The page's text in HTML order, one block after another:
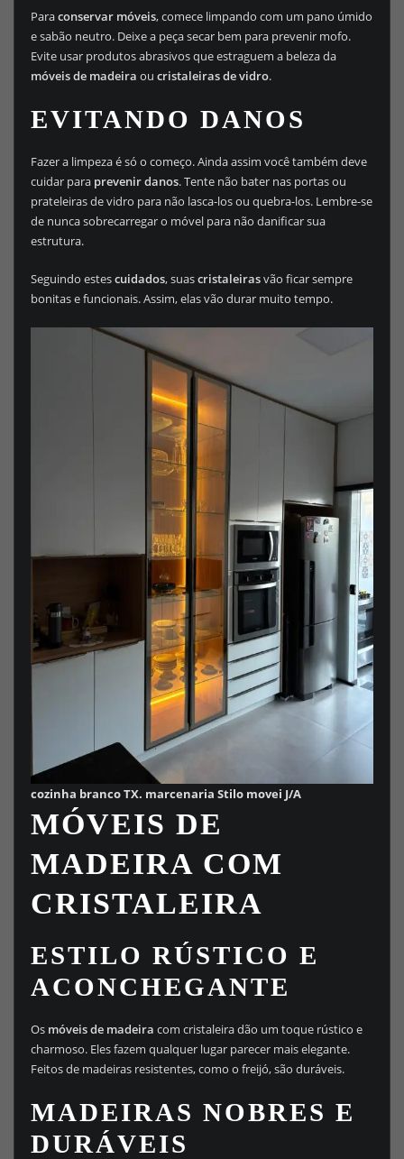
Paraconservar móveis, comece limpando com um pano úmido
e sabão neutro. Deixe a peça secar bem para prevenir mofo.
Evite usar produtos abrasivos que estraguem a beleza da
móveis de madeira ou cristaleiras de vidro.
EVITANDO DANOS
Fazer a limpeza é só o começo. Ainda assim você também deve
cuidar para prevenir danos. Tente não bater nas portas ou
prateleiras de vidro para não lasca-los ou quebra-los. Lembre-se
de nunca sobrecarregar o móvel para não danificar sua
estrutura.
Seguindo estescuidados, suascristaleirasvão ficar sempre
bonitas e funcionais. Assim, elas vão durar muito tempo.
cozinha branco TX. marcenaria Stilo movei J/A
MÓVEIS DE
MADEIRA COM
CRISTALEIRA
ESTILO RÚSTICO E
ACONCHEGANTE
Os móveis de madeira com cristaleira dão um toque rústico e
charmoso. Eles fazem qualquer lugar parecer mais elegante.
Feitos de madeiras resistentes, como o freijó, são duráveis.
MADEIRAS NOBRES E
DURÁVEIS